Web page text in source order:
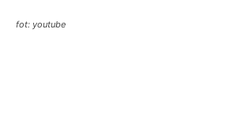
fot: youtube